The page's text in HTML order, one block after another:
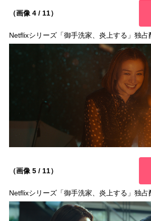
（画像 4 / 11）
Netflixシリーズ「御手洗家、炎上する」独占
（画像 5 / 11）
Netflixシリーズ「御手洗家、炎上する」独占